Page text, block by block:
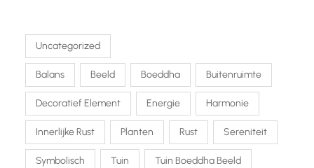
Uncategorized
Balans Beeld Boeddha Buitenruimte
Decoratief Element Energie Harmonie
Innerlijke Rust Planten Rust Sereniteit
Symbolisch Tuin Tuin Boeddha Beeld